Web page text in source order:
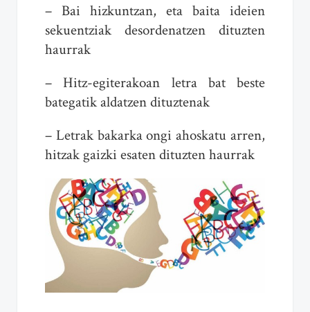
– Bai hizkuntzan, eta baita ideien
sekuentziak desordenatzen dituzten
haurrak
– Hitz-egiterakoan letra bat beste
bategatik aldatzen dituztenak
– Letrak bakarka ongi ahoskatu arren,
hitzak gaizki esaten dituzten haurrak